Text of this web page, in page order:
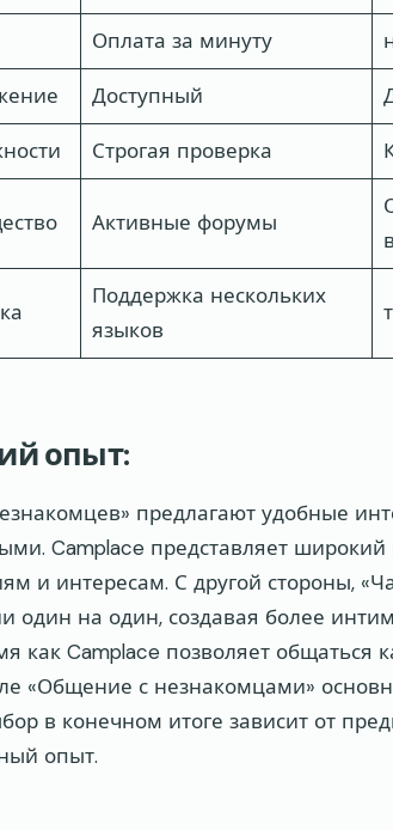
Оплата за минуту
Доступный
Строгая проверка
Активные форумы
Поддержка нескольких
языков
опыт:
предлагают удобные
Camplace представляет
и интересам. С другой стороны,
один на один, создавая более
как Camplace позволяет общаться
«Общение с незнакомцами»
в конечном итоге зависит от
опыт.